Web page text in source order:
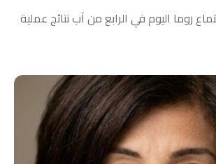
روما اليوم في الرابع من آب نتائج عملية